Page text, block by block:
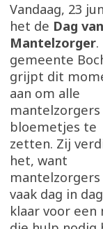
Vandaag, 23
het de Dag
Mantelzorger.
gemeente
grijpt dit
aan om alle
mantelzorgers
bloemetjes te
zetten. Zij
het, want
mantelzorgers
vaak dag in
klaar voor een